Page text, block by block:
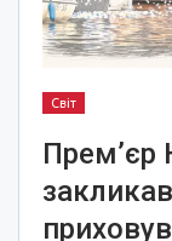
Світ
Прем’єр